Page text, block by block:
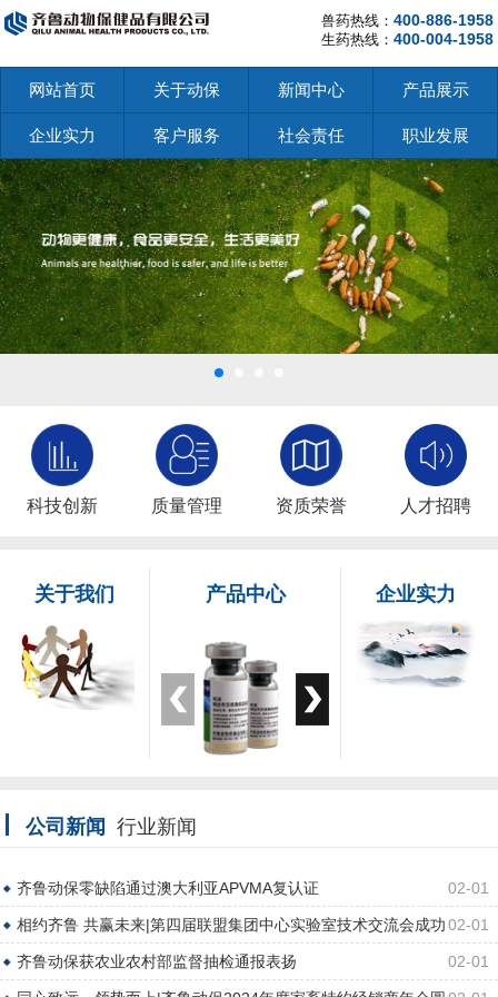
兽药热线： 400-886-1958
生药热线： 400-004-1958
网站首页 关于动保 新闻中心 产品展示
企业实力 客户服务 社会责任 职业发展
科技创新 质量管理 资质荣誉 人才招聘
关于我们 产品中心 企业实力
公司新闻 行业新闻
02-01
齐鲁动保零缺陷通过澳大利亚APVMA复认证
02-01
相约齐鲁 共赢未来|第四届联盟集团中心实验室技术交流会成功
举办
02-01
齐鲁动保获农业农村部监督抽检通报表扬